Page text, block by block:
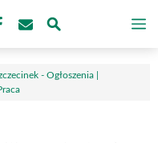
- Ogłoszenia |